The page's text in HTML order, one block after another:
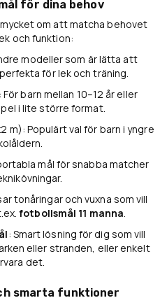
för dina behov
om att matcha behovet
och funktion:
modeller som är lätta att
för lek och träning.
barn mellan 10–12 år eller
i lite större format.
m): Populärt val för barn i yngre
mål för snabba matcher
tonåringar och vuxna som vill
fotbollsmål 11 manna.
: Smart lösning för dig som vill
eller stranden, eller enkelt
det.
smarta funktioner